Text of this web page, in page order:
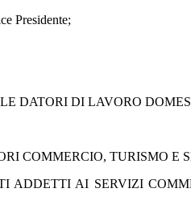
Presidente;
DI LAVORO
TURISMO E
AI SERVIZI